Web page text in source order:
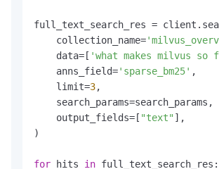
full_text_search_res =
    collection_name=
    data=[
'what makes milvus so
    anns_field=
'sparse_bm25' ,
    limit=
3,
    search_params=search_params,
    output_fields=[
"text" ],
)
for hits in full_text_search_res: